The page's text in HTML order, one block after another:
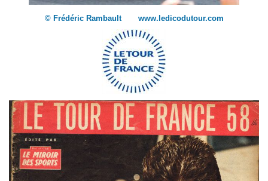
© Frédéric Rambault www.ledicodutour.com